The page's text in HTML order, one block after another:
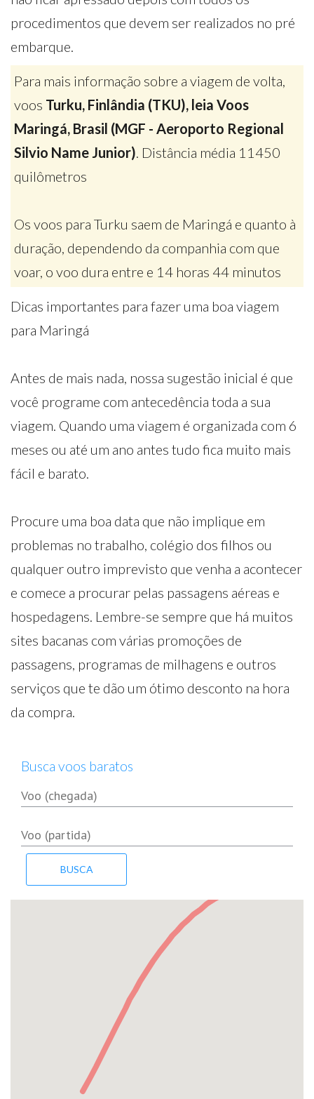
procedimentos que devem ser realizados no pré
embarque.
Para mais informação sobre a viagem de volta,
voos Turku, Finlândia (TKU), leia Voos
Maringá, Brasil (MGF - Aeroporto Regional
Silvio Name Junior). Distância média 11450
quilômetros
Os voos para Turku saem de Maringá e quanto à
duração, dependendo da companhia com que
voar, o voo dura entre e 14 horas 44 minutos
Dicas importantes para fazer uma boa viagem
para Maringá
Antes de mais nada, nossa sugestão inicial é que
você programe com antecedência toda a sua
viagem. Quando uma viagem é organizada com 6
meses ou até um ano antes tudo fica muito mais
fácil e barato.
Procure uma boa data que não implique em
problemas no trabalho, colégio dos filhos ou
qualquer outro imprevisto que venha a acontecer
e comece a procurar pelas passagens aéreas e
hospedagens. Lembre-se sempre que há muitos
sites bacanas com várias promoções de
passagens, programas de milhagens e outros
serviços que te dão um ótimo desconto na hora
da compra.
Busca voos baratos